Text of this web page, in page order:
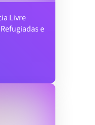
Livre
e